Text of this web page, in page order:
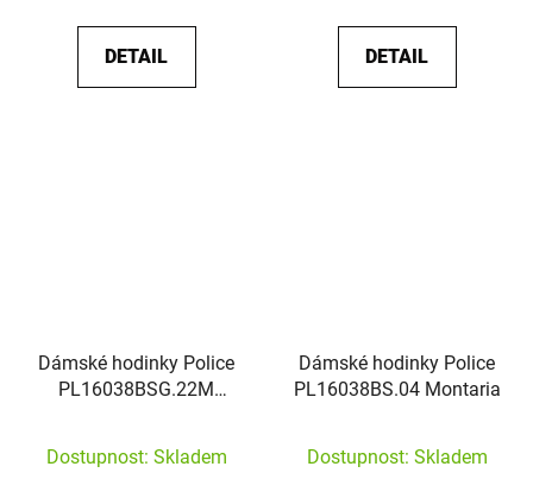
DETAIL DETAIL
Dámské hodinky Police
PL16038BSG.22M
Dostupnost: Skladem
Dámské hodinky Police
PL16038BS.04 Montaria
Dostupnost: Skladem